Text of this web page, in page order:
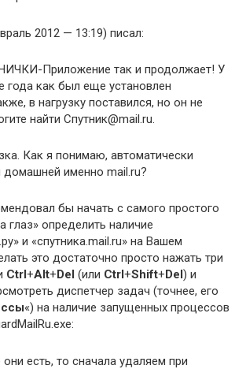
2012 — 13:19) писал:
Приложение так и продолжает! У
года как был еще установлен
в нагрузку поставился, но он не
найти Спутник@mail.ru.
Как я понимаю, автоматически
домашней именно mail.ru?
бы начать с самого простого
глаз» определить наличие
и «спутника.mail.ru» на Вашем
это достаточно просто нажать три
Ctrl+Alt+Del (или Ctrl+Shift+Del) и
диспетчер задач (точнее, его
«) на наличие запущенных процессов
они есть, то сначала удаляем при